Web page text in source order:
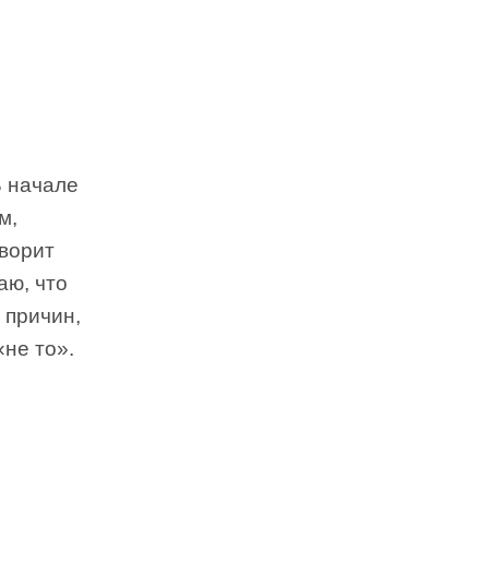
начале
что
то».